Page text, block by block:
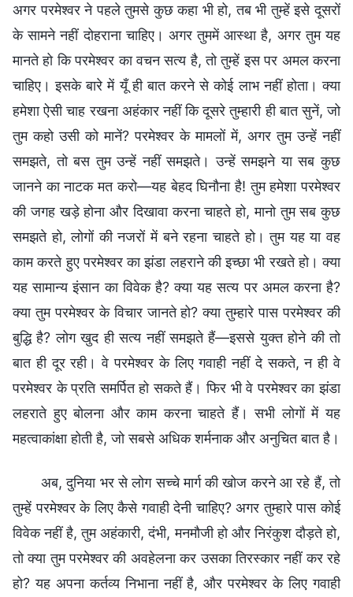
अगर परमेश्वर ने पहले तुमसे कुछ कहा भी हो, तब भी तुम्हें इसे दूसरों
के सामने नहीं दोहराना चाहिए। अगर तुममें आस्था है, अगर तुम यह
मानते हो कि परमेश्वर का वचन सत्य है, तो तुम्हें इस पर अमल करना
चाहिए। इसके बारे में यूँ ही बात करने से कोई लाभ नहीं होता। क्या
हमेशा ऐसी चाह रखना अहंकार नहीं कि दूसरे तुम्हारी ही बात सुनें, जो
तुम कहो उसी को मानें? परमेश्वर के मामलों में, अगर तुम उन्हें नहीं
समझते, तो बस तुम उन्हें नहीं समझते। उन्हें समझने या सब कुछ
जानने का नाटक मत करो—यह बेहद घिनौना है! तुम हमेशा परमेश्वर
की जगह खड़े होना और दिखावा करना चाहते हो, मानो तुम सब कुछ
समझते हो, लोगों की नजरों में बने रहना चाहते हो। तुम यह या वह
काम करते हुए परमेश्वर का झंडा लहराने की इच्छा भी रखते हो। क्या
यह सामान्य इंसान का विवेक है? क्या यह सत्य पर अमल करना है?
क्या तुम परमेश्वर के विचार जानते हो? क्या तुम्हारे पास परमेश्वर की
बुद्धि है? लोग खुद ही सत्य नहीं समझते हैं—इससे युक्त होने की तो
बात ही दूर रही। वे परमेश्वर के लिए गवाही नहीं दे सकते, न ही वे
परमेश्वर के प्रति समर्पित हो सकते हैं। फिर भी वे परमेश्वर का झंडा
लहराते हुए बोलना और काम करना चाहते हैं। सभी लोगों में यह
महत्वाकांक्षा होती है, जो सबसे अधिक शर्मनाक और अनुचित बात है।
अब, दुनिया भर से लोग सच्चे मार्ग की खोज करने आ रहे हैं, तो
तुम्हें परमेश्वर के लिए कैसे गवाही देनी चाहिए? अगर तुम्हारे पास कोई
विवेक नहीं है, तुम अहंकारी, दंभी, मनमौजी हो और निरंकुश दौड़ते हो,
तो क्या तुम परमेश्वर की अवहेलना कर उसका तिरस्कार नहीं कर रहे
हो? यह अपना कर्तव्य निभाना नहीं है, और परमेश्वर के लिए गवाही